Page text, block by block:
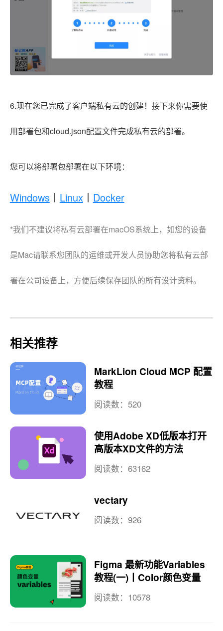
6.现在您已完成了客户端私有云的创建！接下来你需要使
用部署包和cloud.json配置文件完成私有云的部署。
您可以将部署包部署在以下环境：
Windows丨 Linux 丨 Docker
*我们不建议将私有云部署在macOS系统上，如您的设备
是Mac请联系您团队的运维或开发人员协助您将私有云部
署在公司设备上，方便后续保存团队的所有设计资料。
相关推荐
MarkLion Cloud MCP 配置
教程
阅读数：520
使用Adobe XD低版本打开
高版本XD文件的方法
阅读数：63162
vectary
阅读数：926
Figma 最新功能Variables
教程(一)丨Color颜色变量
阅读数：10578